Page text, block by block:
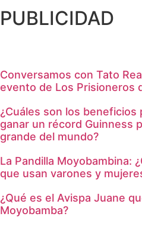
PUBLICIDAD
Conversamos con Tato
evento de Los Prisioneros
¿Cuáles son los beneficios
ganar un récord Guinness
grande del mundo?
La Pandilla Moyobambina:
que usan varones y
¿Qué es el Avispa Juane
Moyobamba?